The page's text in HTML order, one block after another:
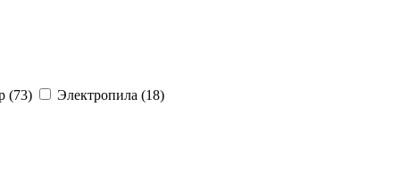
(73) Электропила (18)